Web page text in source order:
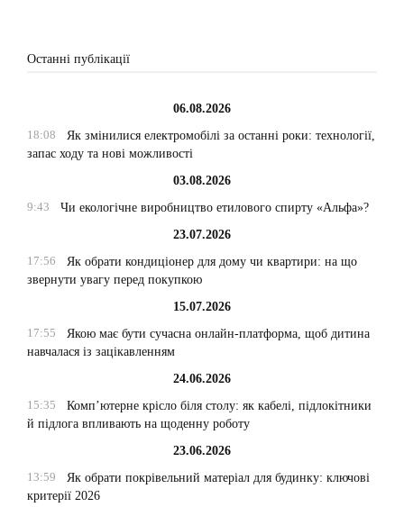
Останні публікації
06.08.2026
18:08
Як змінилися електромобілі за останні роки: технології,
запас ходу та нові можливості
03.08.2026
9:43
Чи екологічне виробництво етилового спирту «Альфа»?
23.07.2026
17:56
Як обрати кондиціонер для дому чи квартири: на що
звернути увагу перед покупкою
15.07.2026
17:55
Якою має бути сучасна онлайн-платформа, щоб дитина
навчалася із зацікавленням
24.06.2026
15:35
Комп’ютерне крісло біля столу: як кабелі, підлокітники
й підлога впливають на щоденну роботу
23.06.2026
13:59
Як обрати покрівельний матеріал для будинку: ключові
критерії 2026